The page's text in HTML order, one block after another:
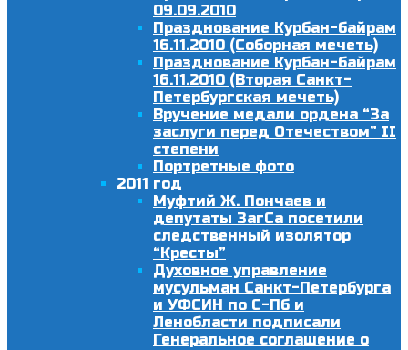
09.09.2010
Празднование Курбан-байрам
16.11.2010 (Соборная мечеть)
Празднование Курбан-байрам
16.11.2010 (Вторая Санкт-
Петербургская мечеть)
Вручение медали ордена “За
заслуги перед Отечеством” II
степени
Портретные фото
2011 год
Муфтий Ж. Пончаев и
депутаты ЗагСа посетили
следственный изолятор
“Кресты”
Духовное управление
мусульман Санкт-Петербурга
и УФСИН по С-Пб и
Ленобласти подписали
Генеральное соглашение о